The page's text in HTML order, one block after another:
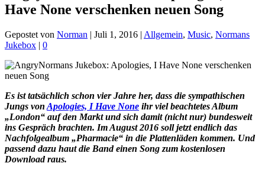
Have None verschenken neuen Song
Gepostet von Norman | Juli 1, 2016 | Allgemein, Music, Normans
Jukebox | 0
Es ist tatsächlich schon vier Jahre her, dass die sympathischen
Jungs von Apologies, I Have None ihr viel beachtetes Album
„London“ auf den Markt und sich damit (nicht nur) bundesweit
ins Gespräch brachten. Im August 2016 soll jetzt endlich das
Nachfolgealbum „Pharmacie“ in die Plattenläden kommen. Und
passend dazu haut die Band einen Song zum kostenlosen
Download raus.